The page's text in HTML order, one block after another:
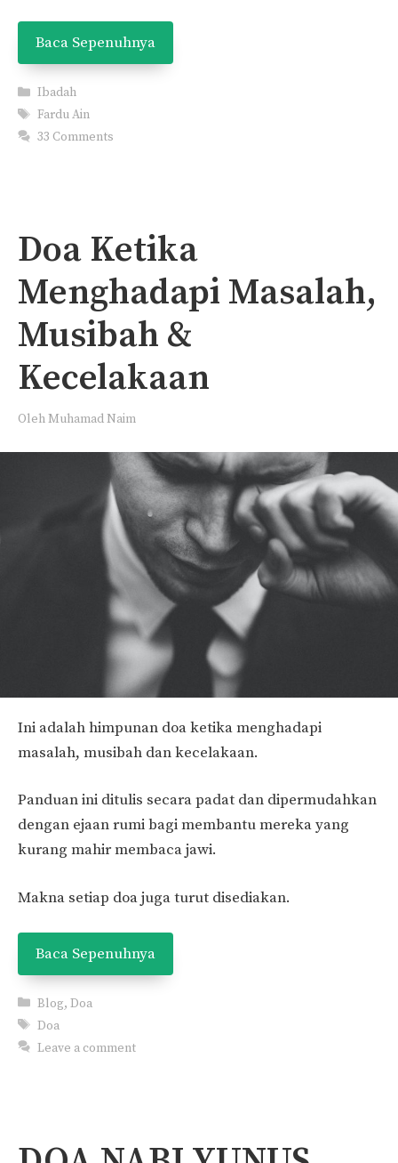
Baca Sepenuhnya
Categories
Ibadah
Tags
Fardu Ain
33 Comments
Doa Ketika
Menghadapi Masalah,
Musibah &
Kecelakaan
OlehMuhamad Naim
Ini adalah himpunan doa ketika menghadapi
masalah, musibah dan kecelakaan.
Panduan ini ditulis secara padat dan dipermudahkan
dengan ejaan rumi bagi membantu mereka yang
kurang mahir membaca jawi.
Makna setiap doa juga turut disediakan.
Baca Sepenuhnya
Categories
Blog,Doa
Tags
Doa
Leave a comment